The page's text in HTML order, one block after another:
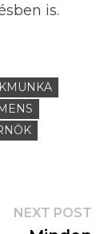
is.
NEXT POST